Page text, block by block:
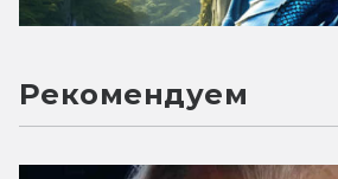
Рекомендуем